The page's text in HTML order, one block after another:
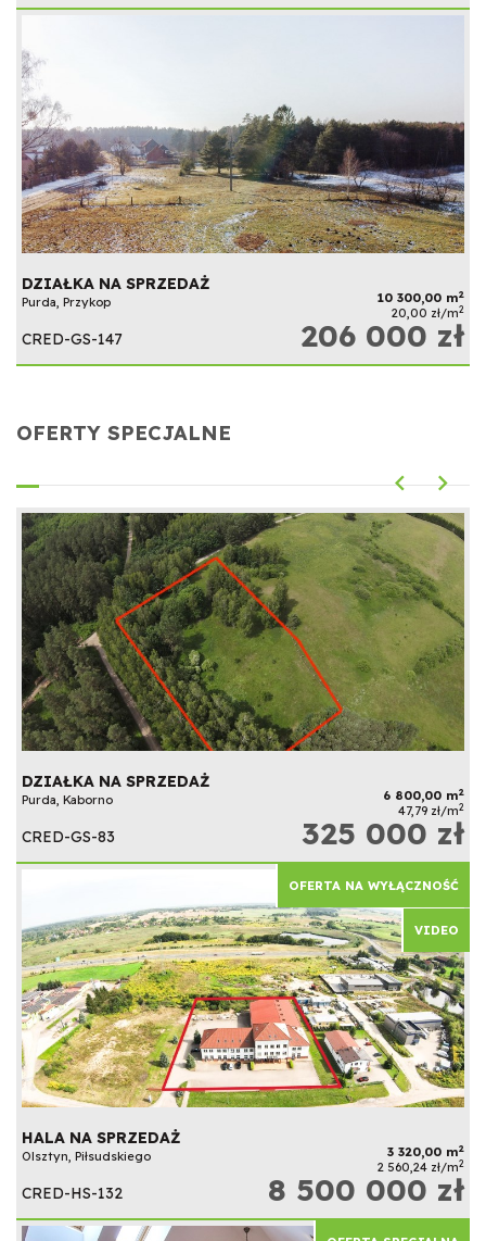
DZIAŁKA NA SPRZEDAŻ
Purda, Przykop 10 300,00 m2
20,00 zł/m2
CRED-GS-147 206 000 zł
OFERTY SPECJALNE
DZIAŁKA NA SPRZEDAŻ
Purda, Kaborno 6 800,00 m2
47,79 zł/m2
CRED-GS-83 325 000 zł
OFERTA NA WYŁĄCZNOŚĆ
VIDEO
HALA NA SPRZEDAŻ
Olsztyn, Piłsudskiego 3 320,00 m2
2 560,24 zł/m2
CRED-HS-132 8 500 000 zł